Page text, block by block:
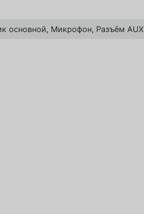
основной, Микрофон, Разъём AUX